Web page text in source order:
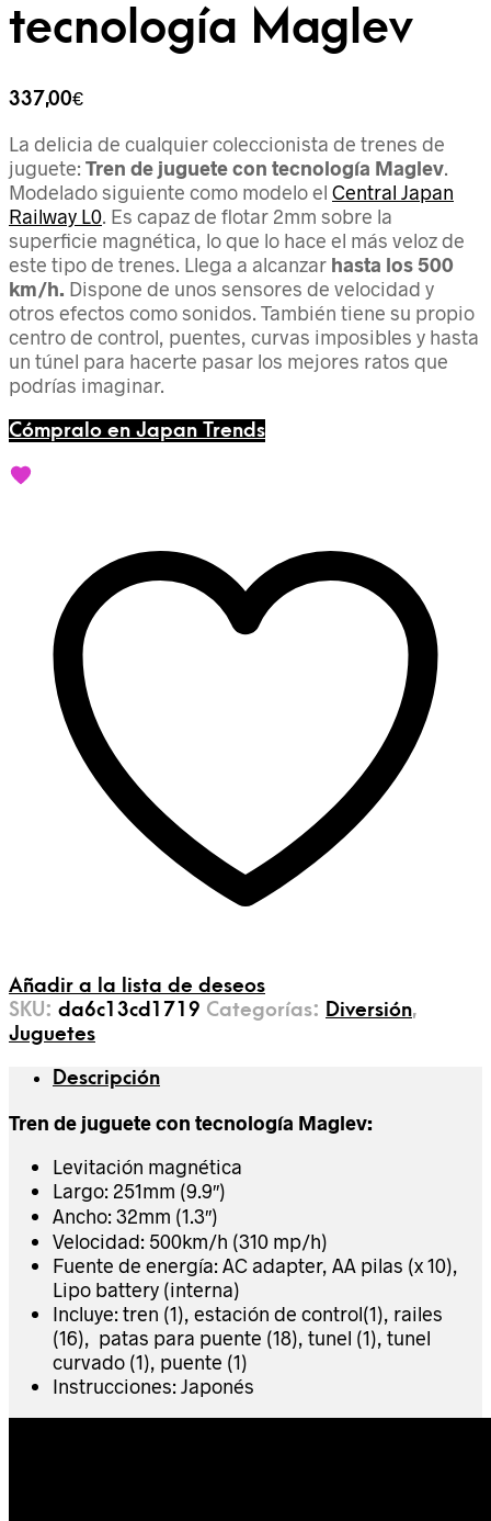
tecnología Maglev
337,00€
La delicia de cualquier coleccionista de trenes de
juguete: Tren de juguete con tecnología Maglev.
Modelado siguiente como modelo el Central Japan
Railway L0. Es capaz de flotar 2mm sobre la
superficie magnética, lo que lo hace el más veloz de
este tipo de trenes. Llega a alcanzar hasta los 500
km/h. Dispone de unos sensores de velocidad y
otros efectos como sonidos. También tiene su propio
centro de control, puentes, curvas imposibles y hasta
un túnel para hacerte pasar los mejores ratos que
podrías imaginar.
Cómpralo en Japan Trends
Añadir a la lista de deseos
SKU: da6c13cd1719 Categorías: Diversión,
Juguetes
Descripción
Tren de juguete con tecnología Maglev:
Levitación magnética
Largo: 251mm (9.9″)
Ancho: 32mm (1.3″)
Velocidad: 500km/h (310 mp/h)
Fuente de energía: AC adapter, AA pilas (x 10),
Lipo battery (interna)
Incluye: tren (1), estación de control(1), railes
(16), patas para puente (18), tunel (1), tunel
curvado (1), puente (1)
Instrucciones: Japonés